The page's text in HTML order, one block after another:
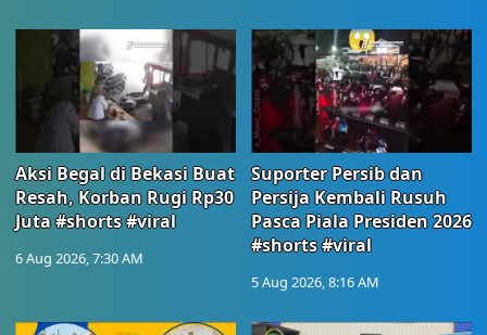
Aksi Begal di Bekasi Buat
Resah, Korban Rugi Rp30
Juta #shorts #viral
6 Aug 2026, 7:30 AM
Suporter Persib dan
Persija Kembali Rusuh
Pasca Piala Presiden 2026
#shorts #viral
5 Aug 2026, 8:16 AM